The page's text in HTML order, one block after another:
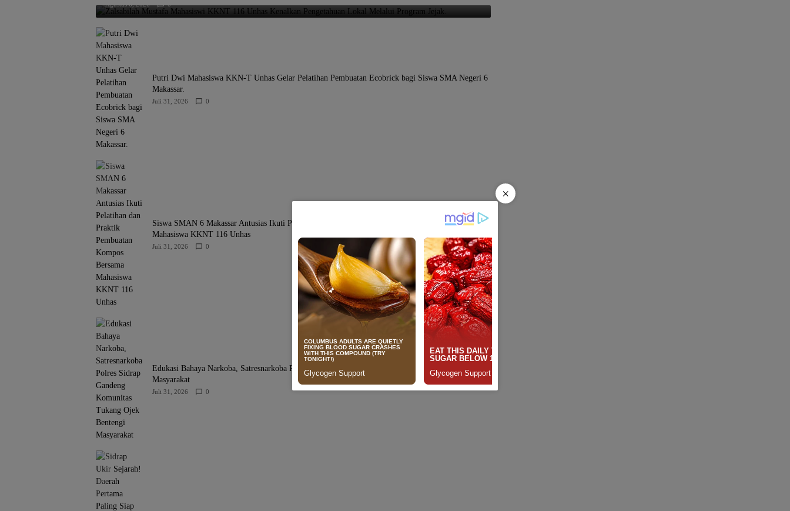
Agustus 6, 2026 0
Putri Dwi Mahasiswa KKN-T Unhas Gelar Pelatihan Pembuatan Ecobrick bagi Siswa SMA Negeri 6
Makassar.
Juli 31, 2026 0
Siswa SMAN 6 Makassar Antusias Ikuti Pelatihan dan Praktik Pembuatan Kompos Bersama
Mahasiswa KKNT 116 Unhas
Juli 31, 2026 0
Edukasi Bahaya Narkoba, Satresnarkoba Polres Sidrap Gandeng Komunitas Tukang Ojek Bentengi
Masyarakat
Juli 31, 2026 0
×